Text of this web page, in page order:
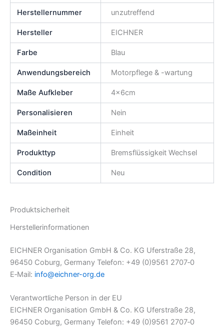
Herstellernummer unzutreffend
Hersteller EICHNER
Farbe Blau
Anwendungsbereich Motorpflege & -wartung
Maße Aufkleber 4x6cm
Personalisieren Nein
Maßeinheit Einheit
Produkttyp Bremsflüssigkeit Wechsel
Condition Neu
Produktsicherheit
Herstellerinformationen
EICHNER Organisation GmbH & Co. KG Uferstraße 28,
96450 Coburg, Germany Telefon: +49 (0)9561 2707‑0
E‑Mail: info@eichner-org.de
Verantwortliche Person in der EU
EICHNER Organisation GmbH & Co. KG Uferstraße 28,
96450 Coburg, Germany Telefon: +49 (0)9561 2707‑0